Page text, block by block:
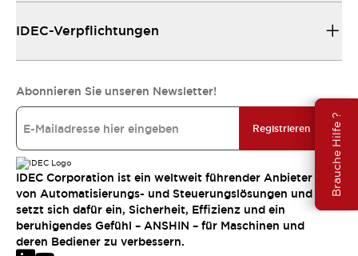
Brauche Hilfe ?
IDEC-Verpflichtungen
Abonnieren Sie unseren Newsletter!
Registrieren
IDEC Corporation ist ein weltweit führender Anbieter
von Automatisierungs- und Steuerungslösungen und
setzt sich dafür ein, Sicherheit, Effizienz und ein
beruhigendes Gefühl – ANSHIN – für Maschinen und
deren Bediener zu verbessern.